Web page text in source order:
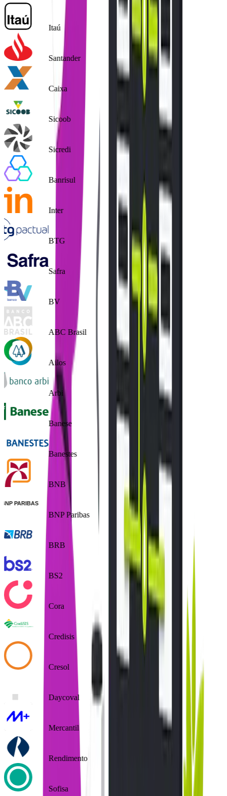
Itaú
Santander
Caixa
Sicoob
Sicredi
Banrisul
Inter
BTG
Safra
BV
ABC Brasil
Ailos
Arbi
Banese
Banestes
BNB
BNP Paribas
BRB
BS2
Cora
Credisis
Cresol
Daycoval
Mercantil
Rendimento
Sofisa